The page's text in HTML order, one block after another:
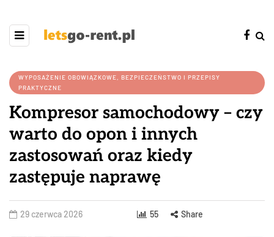
WYPOSAŻENIE OBOWIĄZKOWE, BEZPIECZEŃSTWO I PRZEPISY
PRAKTYCZNE
Kompresor samochodowy – czy
warto do opon i innych
zastosowań oraz kiedy
zastępuje naprawę
29 czerwca 2026 55 Share